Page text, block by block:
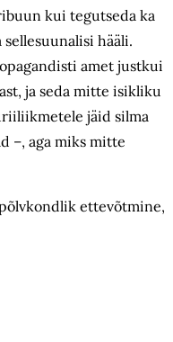
kui tegutseda ka
hääli.
amet justkui
ja seda mitte isikliku
jäid silma
–, aga miks mitte
ettevõtmine,